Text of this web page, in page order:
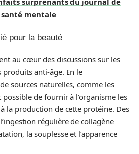
surprenants du journal de
mentale
pour la beauté
au cœur des discussions sur les
produits anti-âge. En le
sources naturelles, comme les
de fournir à l’organisme les
la production de cette protéine. Des
régulière de collagène
la souplesse et l’apparence